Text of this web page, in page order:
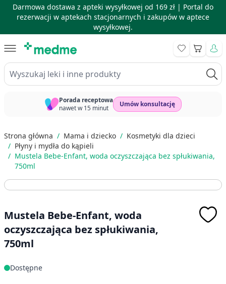
Darmowa dostawa z apteki wysyłkowej od 169 zł | Portal do
rezerwacji w aptekach stacjonarnych i zakupów w aptece
wysyłkowej.
Wyszukaj leki i inne produkty
Koszyk
Porada receptowa
nawet w 15 minut
Umów konsultację
Strona główna / Mama i dziecko / Kosmetyki dla dzieci
/ Płyny i mydła do kąpieli
/ Mustela Bebe-Enfant, woda oczyszczająca bez spłukiwania,
750ml
Mustela Bebe-Enfant, woda
oczyszczająca bez spłukiwania,
750ml
Dostępne